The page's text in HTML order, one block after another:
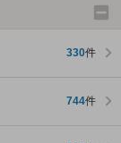
330件
744件